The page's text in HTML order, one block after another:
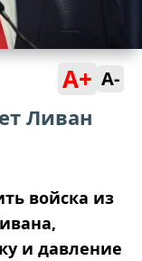
A+ A-
Ливан
войска из
и давление